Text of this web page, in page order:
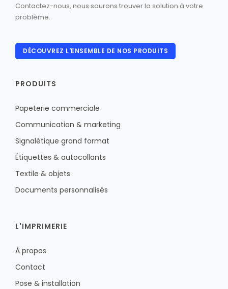
Contactez-nous, nous saurons trouver la solution à votre
problème.
DÉCOUVREZ L'ENSEMBLE DE NOS PRODUITS
PRODUITS
Papeterie commerciale
Communication & marketing
Signalétique grand format
Étiquettes & autocollants
Textile & objets
Documents personnalisés
L'IMPRIMERIE
À propos
Contact
Pose & installation